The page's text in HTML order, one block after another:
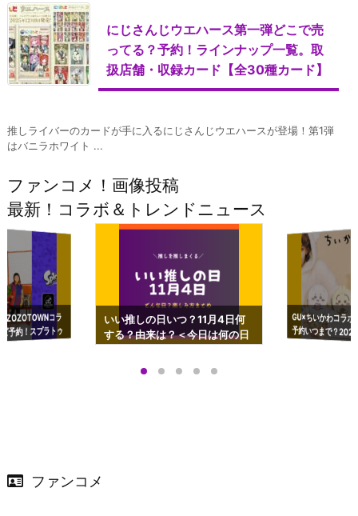
にじさんじウエハース第一弾どこで売
ってる？予約！ラインナップ一覧。取
扱店舗・収録カード【全30種カード】
推しライバーのカードが手に入るにじさんじウエハースが登場！第1弾
はバニラホワイト ...
ファンコメ！画像投稿
最新！コラボ＆トレンドニュース
コラ
予約！スプラトゥ
ップも渋谷Hz
いい推しの日いつ？11月4日何
する？由来は？＜今日は何の日
GU×ちいかわコラ
予約いつまで？
ーチやショルダー
ファンコメ